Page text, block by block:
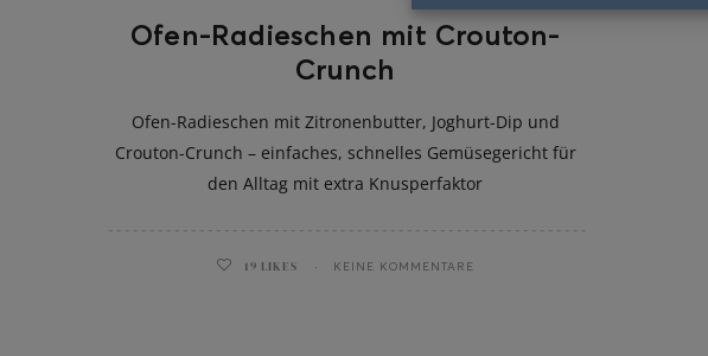
Ofen-Radieschen mit Crouton-
Crunch
Ofen-Radieschen mit Zitronenbutter, Joghurt-Dip und
Crouton-Crunch – einfaches, schnelles Gemüsegericht für
den Alltag mit extra Knusperfaktor
19 LIKES KEINE KOMMENTARE